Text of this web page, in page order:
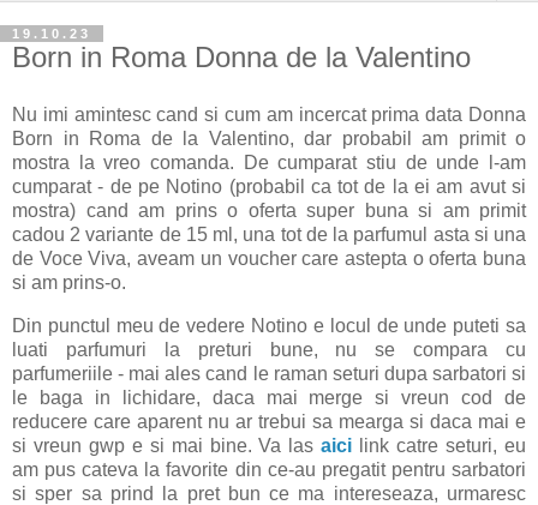
19.10.23
Born in Roma Donna de la Valentino
Nu imi amintesc cand si cum am incercat prima data Donna
Born in Roma de la Valentino, dar probabil am primit o
mostra la vreo comanda. De cumparat stiu de unde l-am
cumparat - de pe Notino (probabil ca tot de la ei am avut si
mostra) cand am prins o oferta super buna si am primit
cadou 2 variante de 15 ml, una tot de la parfumul asta si una
de Voce Viva, aveam un voucher care astepta o oferta buna
si am prins-o.
Din punctul meu de vedere Notino e locul de unde puteti sa
luati parfumuri la preturi bune, nu se compara cu
parfumeriile - mai ales cand le raman seturi dupa sarbatori si
le baga in lichidare, daca mai merge si vreun cod de
reducere care aparent nu ar trebui sa mearga si daca mai e
si vreun gwp e si mai bine. Va lasaici link catre seturi, eu
am pus cateva la favorite din ce-au pregatit pentru sarbatori
si sper sa prind la pret bun ce ma intereseaza, urmaresc